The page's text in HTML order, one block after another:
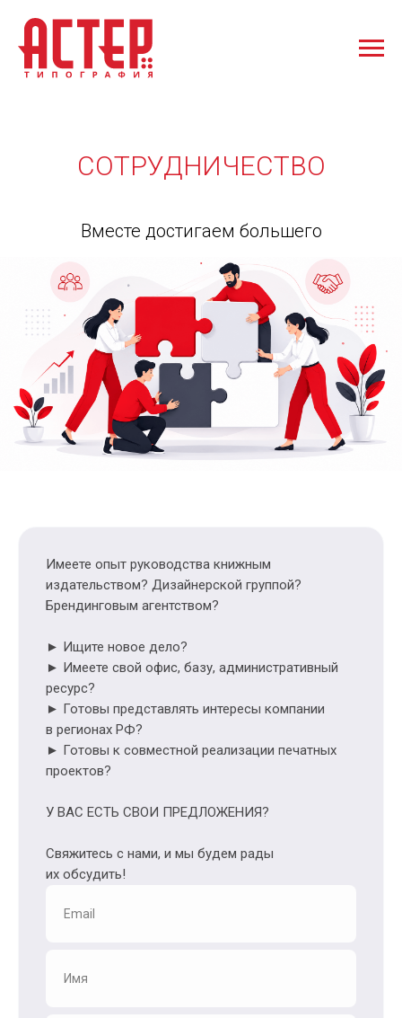
СОТРУДНИЧЕСТВО
Вместе достигаем большего
Имеете опыт руководства книжным
издательством? Дизайнерской группой?
Брендинговым агентством?
► Ищите новое дело?
► Имеете свой офис, базу, административный
ресурс?
► Готовы представлять интересы компании
в регионах РФ?
► Готовы к совместной реализации печатных
проектов?
У ВАС ЕСТЬ СВОИ ПРЕДЛОЖЕНИЯ?
Свяжитесь с нами, и мы будем рады
их обсудить!